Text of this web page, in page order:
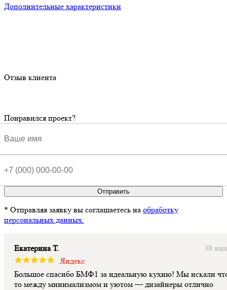
Дополнительные характеристики
Отзыв клиента
Понравился проект?
Отправить
* Отправляя заявку вы соглашаетесь на обработку
персональных данных.
Екатерина Т.
30
Яндекс
Большое спасибо БМФ1 за идеальную кухню! Мы искали
то между минимализмом и уютом — дизайнеры отлично